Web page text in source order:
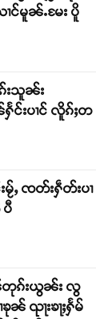
ၢင်မူၼ်ႉမႄး ပိူ
းသူၼ်း
ႁႅင်းပၢင် လိူၵ်ႈတ
ႇ ၸတ်းႁဵတ်းပၢ
ပီ
တုၵ်းယွၼ်း လွ
ၼ် ၺႃးၶႃႈႁႅမ်